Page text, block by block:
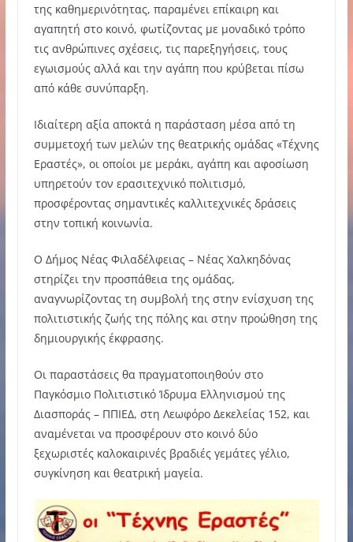
της καθημερινότητας, παραμένει επίκαιρη και
αγαπητή στο κοινό, φωτίζοντας με μοναδικό τρόπο
τις ανθρώπινες σχέσεις, τις παρεξηγήσεις, τους
εγωισμούς αλλά και την αγάπη που κρύβεται πίσω
από κάθε συνύπαρξη.
Ιδιαίτερη αξία αποκτά η παράσταση μέσα από τη
συμμετοχή των μελών της θεατρικής ομάδας «Τέχνης
Εραστές», οι οποίοι με μεράκι, αγάπη και αφοσίωση
υπηρετούν τον ερασιτεχνικό πολιτισμό,
προσφέροντας σημαντικές καλλιτεχνικές δράσεις
στην τοπική κοινωνία.
Ο Δήμος Νέας Φιλαδέλφειας – Νέας Χαλκηδόνας
στηρίζει την προσπάθεια της ομάδας,
αναγνωρίζοντας τη συμβολή της στην ενίσχυση της
πολιτιστικής ζωής της πόλης και στην προώθηση της
δημιουργικής έκφρασης.
Οι παραστάσεις θα πραγματοποιηθούν στο
Παγκόσμιο Πολιτιστικό Ίδρυμα Ελληνισμού της
Διασποράς – ΠΠΙΕΔ, στη Λεωφόρο Δεκελείας 152, και
αναμένεται να προσφέρουν στο κοινό δύο
ξεχωριστές καλοκαιρινές βραδιές γεμάτες γέλιο,
συγκίνηση και θεατρική μαγεία.